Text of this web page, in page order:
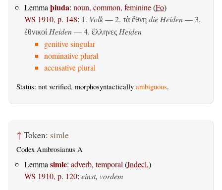
Lemma þiuda: noun, common, feminine(Fo)
WS 1910, p. 148: 1. Volk— 2. τὰ ἔθνη die Heiden— 3.
ἐθνικοί Heiden— 4. ἕλληνες Heiden
genitive singular
nominative plural
accusative plural
Status: not verified, morphosyntactically ambiguous.
↑ Token: simle
Codex Ambrosianus A
Lemmasimle: adverb, temporal(Indecl.)
WS 1910, p. 120: einst, vordem